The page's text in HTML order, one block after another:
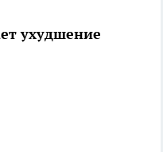
ухудшение